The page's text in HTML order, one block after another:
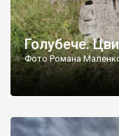
Голубече.
Фото Романа